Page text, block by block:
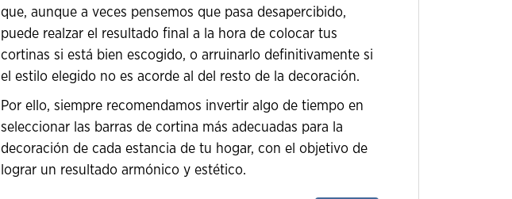
que, aunque a veces pensemos que pasa desapercibido,
puede realzar el resultado final a la hora de colocar tus
cortinas si está bien escogido, o arruinarlo definitivamente si
el estilo elegido no es acorde al del resto de la decoración.
Por ello, siempre recomendamos invertir algo de tiempo en
seleccionar las barras de cortina más adecuadas para la
decoración de cada estancia de tu hogar, con el objetivo de
lograr un resultado armónico y estético.